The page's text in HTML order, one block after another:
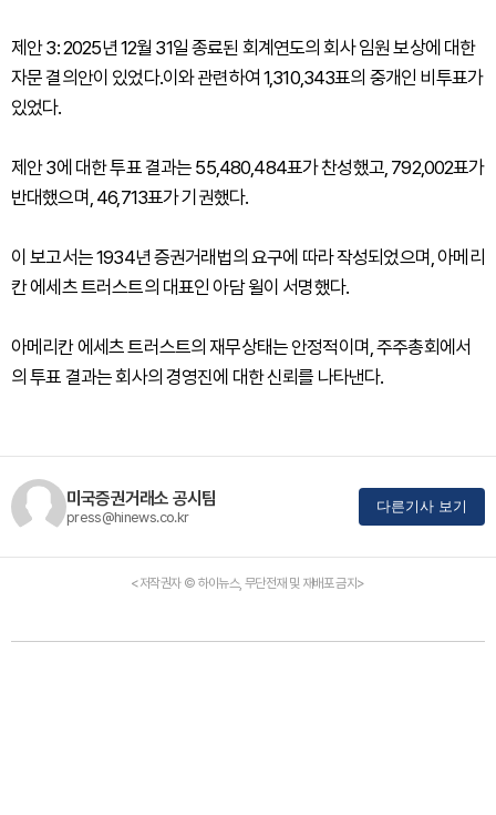
제안 3: 2025년 12월 31일 종료된 회계연도의 회사 임원 보상에 대한
자문 결의안이 있었다.이와 관련하여 1,310,343표의 중개인 비투표가
있었다.
제안 3에 대한 투표 결과는 55,480,484표가 찬성했고, 792,002표가
반대했으며, 46,713표가 기권했다.
이 보고서는 1934년 증권거래법의 요구에 따라 작성되었으며, 아메리
칸 에세츠 트러스트의 대표인 아담 윌이 서명했다.
아메리칸 에세츠 트러스트의 재무상태는 안정적이며, 주주총회에서
의 투표 결과는 회사의 경영진에 대한 신뢰를 나타낸다.
미국증권거래소 공시팀
press@hinews.co.kr
다른기사 보기
<저작권자 © 하이뉴스, 무단전재 및 재배포 금지>